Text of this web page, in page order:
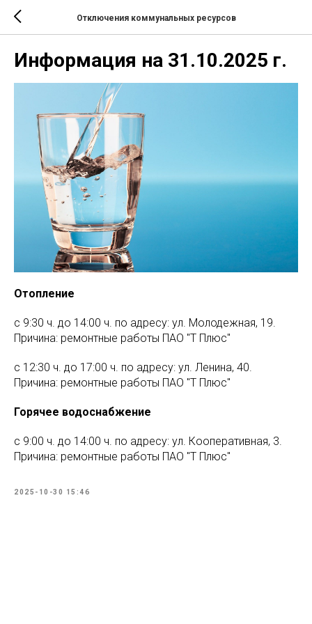
Отключения коммунальных ресурсов
Информация на 31.10.2025 г.
Отопление
с 9:30 ч. до 14:00 ч. по адресу: ул. Молодежная, 19.
Причина: ремонтные работы ПАО "Т Плюс"
с 12:30 ч. до 17:00 ч. по адресу: ул. Ленина, 40.
Причина: ремонтные работы ПАО "Т Плюс"
Горячее водоснабжение
с 9:00 ч. до 14:00 ч. по адресу: ул. Кооперативная, 3.
Причина: ремонтные работы ПАО "Т Плюс"
2025-10-30 15:46